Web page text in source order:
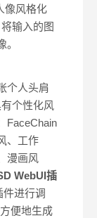
像风格化
输入的图
个人头肩
个性化风
FaceChain
、工作
漫画风
WebUI插
件进行调
便地生成